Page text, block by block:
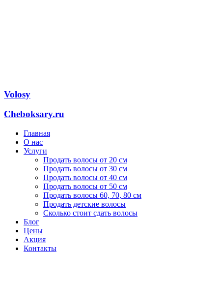
Volosy
Cheboksary.ru
Главная
О нас
Услуги
Продать волосы от 20 см
Продать волосы от 30 см
Продать волосы от 40 см
Продать волосы от 50 см
Продать волосы 60, 70, 80 см
Продать детские волосы
Сколько стоит сдать волосы
Блог
Цены
Акция
Контакты